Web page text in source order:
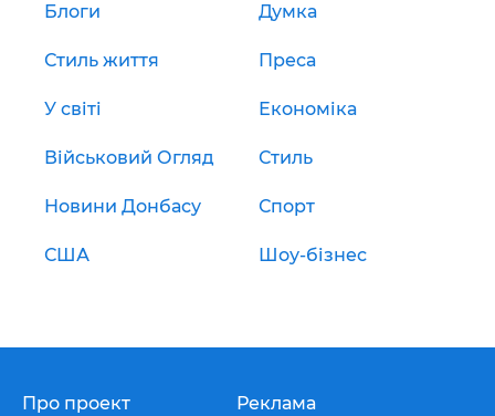
Блоги Думка
Стиль життя Преса
У світі Економіка
Військовий Огляд Стиль
Новини Донбасу Спорт
США Шоу-бізнес
Про проект Реклама